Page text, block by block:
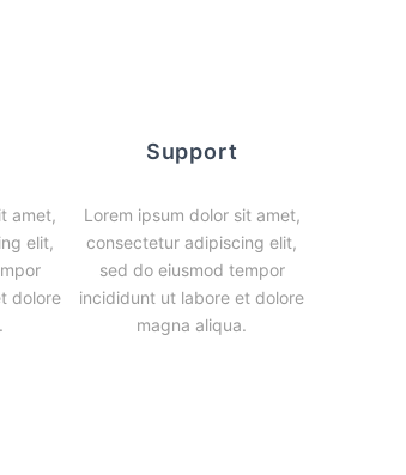
amet,
elit,
dolore
Support
Lorem ipsum dolor sit amet,
consectetur adipiscing elit,
sed do eiusmod tempor
incididunt ut labore et dolore
magna aliqua.